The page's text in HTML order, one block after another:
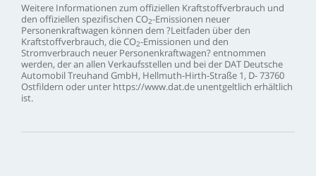
Weitere Informationen zum offiziellen Kraftstoffverbrauch und
den offiziellen spezifischen CO2-Emissionen neuer
Personenkraftwagen können dem ?Leitfaden überden
Kraftstoffverbrauch, dieCO2-Emissionen und den
Stromverbrauch neuer Personenkraftwagen? entnommen
werden, deran allen Verkaufsstellen und beider DAT Deutsche
AutomobilTreuhand GmbH, Hellmuth-Hirth-Straße 1, D-73760
Ostfildern oder unter https://www.dat.de unentgeltlich erhältlich
ist.